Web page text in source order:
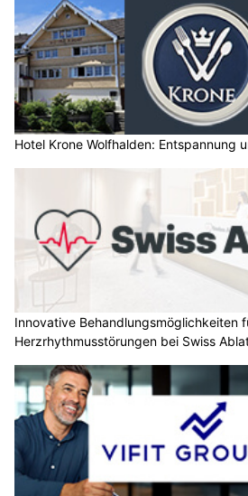
Hotel Krone Wolfhalden: Entspannung
Innovative Behandlungsmöglichkeiten
Herzrhythmusstörungen bei Swiss